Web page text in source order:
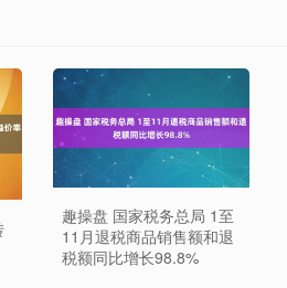
趣操盘 国家税务总局 1至
11月退税商品销售额和退
税额同比增长98.8%